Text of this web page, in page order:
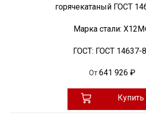
горячекатаный ГОСТ
Марка стали:
ГОСТ: ГОСТ 14637-
От 641 926 ₽
Купить